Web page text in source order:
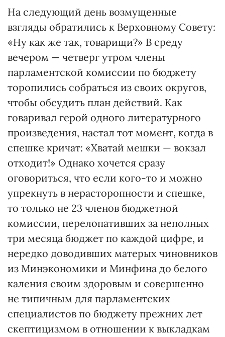
На следующий день возмущенные
взгляды обратились к Верховному Совету:
«Ну как же так, товарищи?» В среду
вечером — четверг утром члены
парламентской комиссии по бюджету
торопились собраться из своих округов,
чтобы обсудить план действий. Как
говаривал герой одного литературного
произведения, настал тот момент, когда в
спешке кричат: «Хватай мешки — вокзал
отходит!» Однако хочется сразу
оговориться, что если кого-то и можно
упрекнуть в нерасторопности и спешке,
то только не 23 членов бюджетной
комиссии, перелопативших за неполных
три месяца бюджет по каждой цифре, и
нередко доводивших матерых чиновников
из Минэкономики и Минфина до белого
каления своим здоровым и совершенно
не типичным для парламентских
специалистов по бюджету прежних лет
скептицизмом в отношении к выкладкам